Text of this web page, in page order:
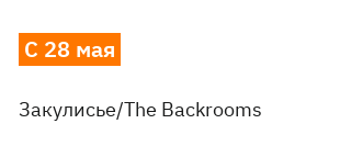
С 28 мая
Закулисье/The Backrooms